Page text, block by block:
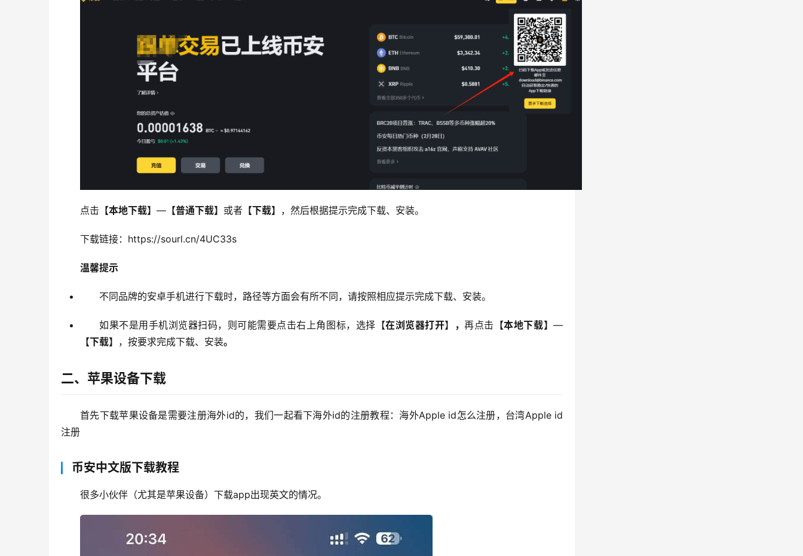
点击 【本地下载】 — 【普通下载】 或者 【下载】 ，然后根据提示完成下载、安装。
下载链接：https://sourl.cn/4UC33s
温馨提示
不同品牌的安卓手机进行下载时，路径等方面会有所不同，请按照相应提示完成下载、安装。
如果不是用手机浏览器扫码，则可能需要点击右上角图标，选择【在浏览器打开】 ，再点击 【本地下载】—
【下载】 ，按要求完成下载、安装。
二、苹果设备下载
首先下载苹果设备是需要注册海外id的，我们一起看下海外id的注册教程：海外Apple id怎么注册，台湾Apple id
注册
币安中文版下载教程
很多小伙伴（尤其是苹果设备）下载app出现英文的情况。